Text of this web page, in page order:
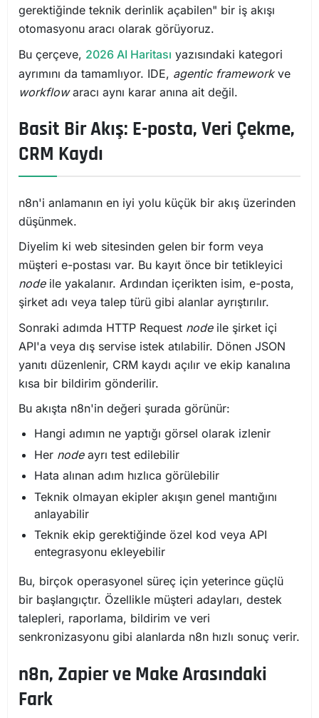
gerektiğinde teknik derinlik açabilen" bir iş akışı
otomasyonu aracı olarak görüyoruz.
Bu çerçeve, 2026 AI Haritası yazısındaki kategori
ayrımını da tamamlıyor. IDE, agentic frameworkve
workflowaracı aynı karar anına ait değil.
Basit Bir Akış: E-posta, Veri Çekme,
CRM Kaydı
n8n'i anlamanın en iyi yolu küçük bir akış üzerinden
düşünmek.
Diyelim ki web sitesinden gelen bir form veya
müşteri e-postası var. Bu kayıt önce bir tetikleyici
nodeile yakalanır. Ardından içerikten isim, e-posta,
şirket adı veya talep türü gibi alanlar ayrıştırılır.
Sonraki adımda HTTP Request nodeile şirket içi
API'a veya dış servise istek atılabilir. Dönen JSON
yanıtı düzenlenir, CRM kaydı açılır ve ekip kanalına
kısa bir bildirim gönderilir.
Bu akışta n8n'in değeri şurada görünür:
Hangi adımın ne yaptığı görsel olarak izlenir
Her nodeayrı test edilebilir
Hata alınan adım hızlıca görülebilir
Teknik olmayan ekipler akışın genel mantığını
anlayabilir
Teknik ekip gerektiğinde özel kod veya API
entegrasyonu ekleyebilir
Bu, birçok operasyonel süreç için yeterince güçlü
bir başlangıçtır. Özellikle müşteri adayları, destek
talepleri, raporlama, bildirim ve veri
senkronizasyonu gibi alanlarda n8n hızlı sonuç verir.
n8n, Zapier ve Make Arasındaki
Fark